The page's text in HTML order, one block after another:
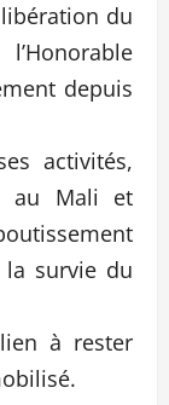
du
depuis
activités,
au Mali et
survie du
à rester